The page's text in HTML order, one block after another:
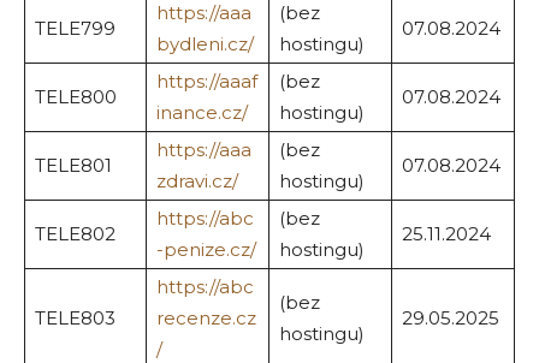
TELE799
https://aaa
bydleni.cz/
(bez
hostingu)
07.08.2024
TELE800
https://aaaf
inance.cz/
(bez
hostingu)
07.08.2024
TELE801
https://aaa
zdravi.cz/
(bez
hostingu)
07.08.2024
TELE802
https://abc
-penize.cz/
(bez
hostingu)
25.11.2024
TELE803
https://abc
recenze.cz
/
(bez
hostingu)
29.05.2025